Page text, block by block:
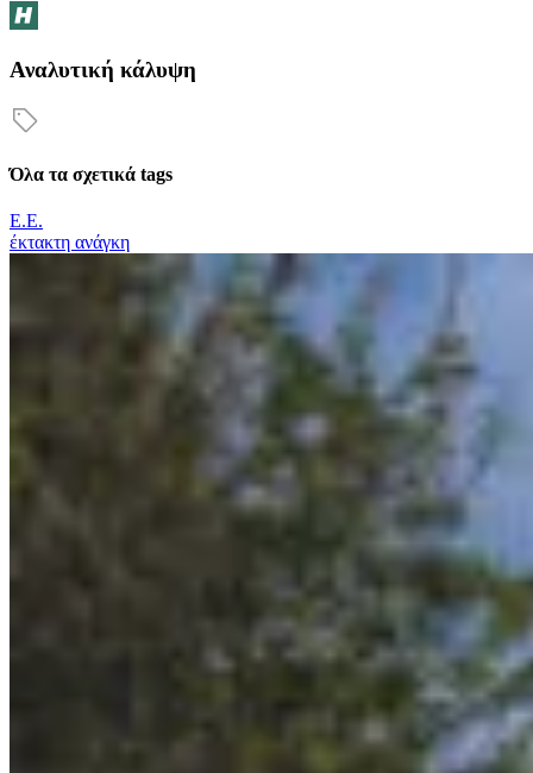
Αναλυτική κάλυψη
Όλα τα σχετικά tags
Ε.Ε.
έκτακτη ανάγκη